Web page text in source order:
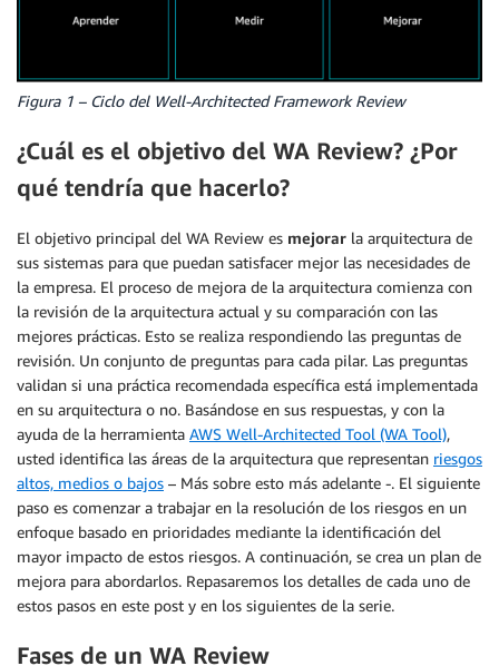
Figura 1 – Ciclo del Well-Architected Framework Review
¿Cuál es el objetivo del WA Review? ¿Por
qué tendría que hacerlo?
El objetivo principal del WA Review es mejorar la arquitectura de
sus sistemas para que puedan satisfacer mejor las necesidades de
la empresa. El proceso de mejora de la arquitectura comienza con
la revisión de la arquitectura actual y su comparación con las
mejores prácticas. Esto se realiza respondiendo las preguntas de
revisión. Un conjunto de preguntas para cada pilar. Las preguntas
validan si una práctica recomendada específica está implementada
en su arquitectura o no. Basándose en sus respuestas, y con la
ayuda de la herramienta AWS Well-Architected Tool (WA Tool),
usted identifica las áreas de la arquitectura que representan riesgos
altos, medios o bajos – Más sobre esto más adelante -. El siguiente
paso es comenzar a trabajar en la resolución de los riesgos en un
enfoque basado en prioridades mediante la identificación del
mayor impacto de estos riesgos. A continuación, se crea un plan de
mejora para abordarlos. Repasaremos los detalles de cada uno de
estos pasos en este post y en los siguientes de la serie.
Fases de un WA Review